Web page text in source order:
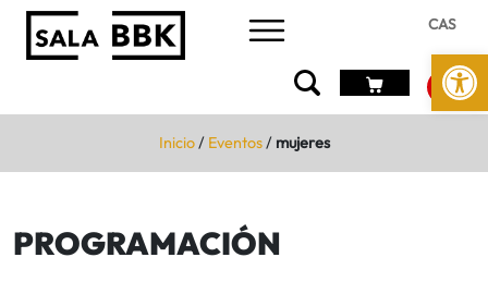
Abrir
CAS
Inicio/ Eventos/ mujeres
PROGRAMACIÓN